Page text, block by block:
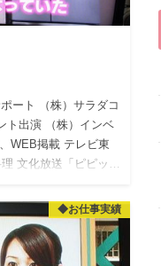
ート （株）サラダコ
ト出演 （株）インベ
WEB掲載 テレビ東
文化放送「ピピッ…
◆お仕事実績